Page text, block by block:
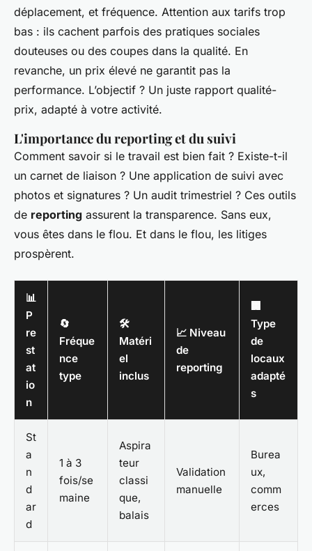
déplacement, et fréquence. Attention aux tarifs trop
bas : ils cachent parfois des pratiques sociales
douteuses ou des coupes dans la qualité. En
revanche, un prix élevé ne garantit pas la
performance. L’objectif ? Un juste rapport qualité-
prix, adapté à votre activité.
L'importance du reporting et du suivi
Comment savoir si le travail est bien fait ? Existe-t-il
un carnet de liaison ? Une application de suivi avec
photos et signatures ? Un audit trimestriel ? Ces outils
de reporting assurent la transparence. Sans eux,
vous êtes dans le flou. Et dans le flou, les litiges
prospèrent.
📊
P
re
st
at
io
n
🔄
Fréque
nce
type
🛠️
Matéri
el
inclus
📈 Niveau
de
reporting
🏢
Type
de
locaux
adapté
s
St
a
n
d
ar
d
1 à 3
fois/se
maine
Aspira
teur
classi
que,
balais
Validation
manuelle
Burea
ux,
comm
erces